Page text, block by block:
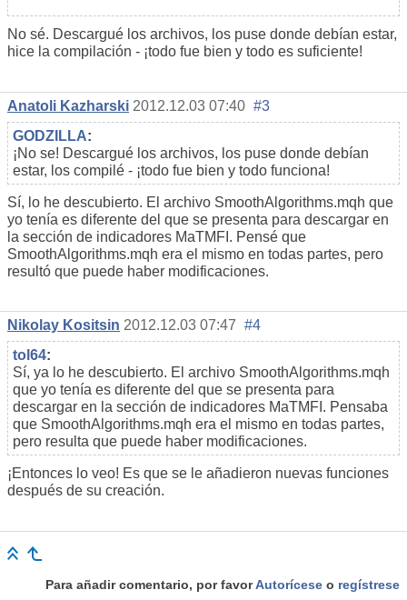
No sé. Descargué los archivos, los puse donde debían estar,
hice la compilación - ¡todo fue bien y todo es suficiente!
Anatoli Kazharski 2012.12.03 07:40 #3
GODZILLA:
¡No se! Descargué los archivos, los puse donde debían
estar, los compilé - ¡todo fue bien y todo funciona!
Sí, lo he descubierto. El archivo SmoothAlgorithms.mqh que
yo tenía es diferente del que se presenta para descargar en
la sección de indicadores MaTMFI. Pensé que
SmoothAlgorithms.mqh era el mismo en todas partes, pero
resultó que puede haber modificaciones.
Nikolay Kositsin 2012.12.03 07:47 #4
tol64:
Sí, ya lo he descubierto. El archivo SmoothAlgorithms.mqh
que yo tenía es diferente del que se presenta para
descargar en la sección de indicadores MaTMFI. Pensaba
que SmoothAlgorithms.mqh era el mismo en todas partes,
pero resulta que puede haber modificaciones.
¡Entonces lo veo! Es que se le añadieron nuevas funciones
después de su creación.
Para añadir comentario, por favorAutorícese o regístrese